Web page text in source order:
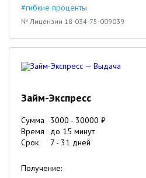
#гибкие проценты
№ Лицензии 18-034-75-009039
Займ-Экспресс
Сумма 3000 - 30000 ₽
Время
до 15 минут
Срок
7 - 31 дней
Получение: